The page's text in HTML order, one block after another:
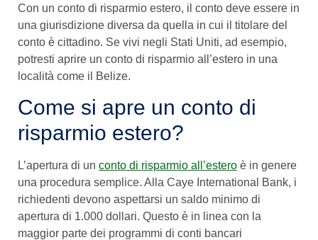
Con un conto di risparmio estero, il conto deve essere in
una giurisdizione diversa da quella in cui il titolare del
conto è cittadino. Se vivi negli Stati Uniti, ad esempio,
potresti aprire un conto di risparmio all’estero in una
località come il Belize.
Come si apre un conto di
risparmio estero?
L’apertura di un conto di risparmio all’estero è in genere
una procedura semplice. Alla Caye International Bank, i
richiedenti devono aspettarsi un saldo minimo di
apertura di 1.000 dollari. Questo è in linea con la
maggior parte dei programmi di conti bancari